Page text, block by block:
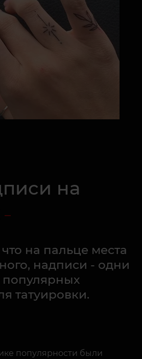
на
на пальце места
надписи - одни
популярных
татуировки.
популярности были